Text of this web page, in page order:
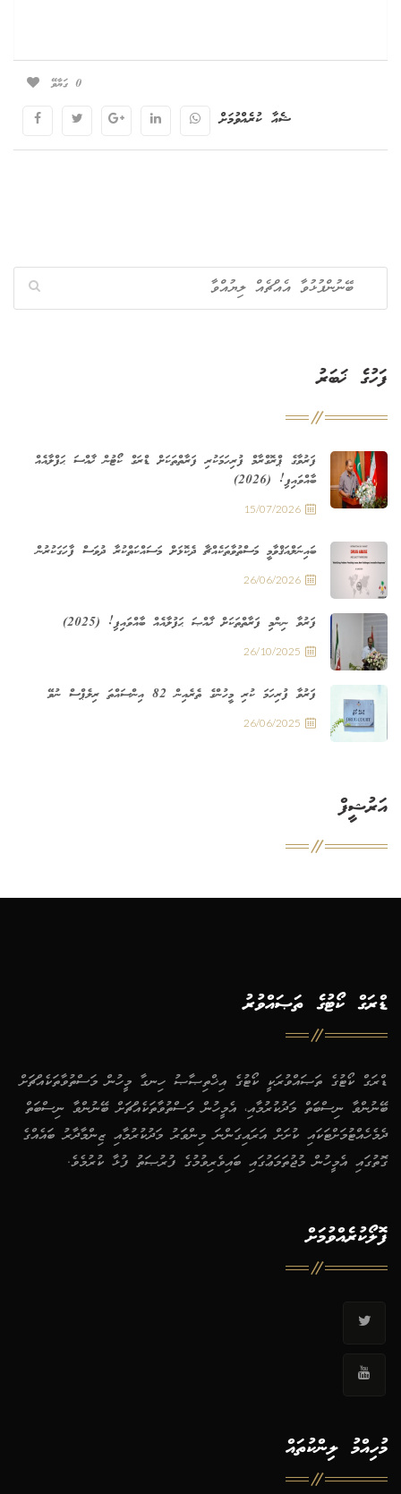
0 ގަޔާވޭ
ޝެއާ ކުރެއްވުމަށް
ފަހުގެ ޚަބަރު
ފަރުވާގެ ޕްރޮގްރާމް ފުރިހަމަކުރި ފަރާތްތަކަށް ޑްރަގް ކޯޓުން ޚާއްސަ ޙަފްލާއެއް
ބާއްވައިފި! (2026)
15/07/2026
ބައިނަލްއަޤްވާމީ މަސްތުވާތަކެއްޗާ ދެކޮޅަށް މަސައްކަތްކުރާ ދުވަސް ފާހަގަކުރުން
26/06/2026
ފަރުވާ ނިންމި ފަރާތްތަކަށް ޚާއްޞަ ޙަފުލާއެއް ބާއްވައިފި! (2025)
26/10/2025
ފަރުވާ ފުރިހަމަ ކުރި މީހުންގެ ތެރެއިން 82 އިންސައްތަ ރިލެޕްސް ނުވޭ
26/06/2025
އަރުޝީފް
ޑްރަގް ކޯޓުގެ ތަޞައްވުރު
ޑްރަގް ކޯޓުގެ ތަޞައްވުރަކީ ކޯޓުގެ އިޚްތިޞާޞު ހިނގާ މީހުން މަސްތުވާތަކެއްޗަށް
ބޭނުންވާ ނިސްބަތް މަދުކުރުމާއި، އެމީހުން މަސްތުވާތަކެއްޗަށް ބޭނުންވާ ނިސްބަތް
ދެމެހެއްޓުމަށްޓަކައި ކުށަށް އަރައިގަންނަ މިންވަރު މަދުކުރުމާއި ޒިންމާދާރު ބައެއްގެ
ގޮތުގައި އެމީހުން މުޖުތަމަޢުގައި ބައިވެރިވުމުގެ ފުރުޞަތު ފުޅާ ކުރުމެވެ.
ފޮލޯކުރެއްވުމަށް
މުހިއްމު ލިންކުތައް